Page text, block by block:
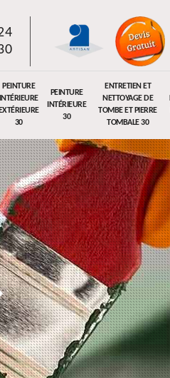
PEINTURE
INTÉRIEURE
EXTÉRIEURE
30
PEINTURE
INTÉRIEURE
30
ENTRETIEN ET
NETTOYAGE DE
TOMBE ET PIERRE
TOMBALE 30